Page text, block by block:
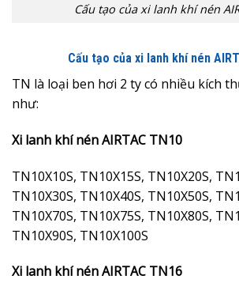
Cấu tạo của xi lanh khí nén
Cấu tạo của xi lanh khí nén
TN là loại ben hơi 2 ty có nhiều kích
như:
Xi lanh khí nén AIRTAC TN10
TN10X10S, TN10X15S, TN10X20S,
TN10X30S, TN10X40S, TN10X50S,
TN10X70S, TN10X75S, TN10X80S,
TN10X90S, TN10X100S
Xi lanh khí nén AIRTAC TN16